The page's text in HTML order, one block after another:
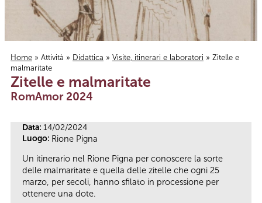
Tu sei qui
Home » Attività » Didattica » Visite, itinerari e laboratori » Zitelle e
malmaritate
Zitelle e malmaritate
RomAmor 2024
Data: 14/02/2024
Luogo: Rione Pigna
Un itinerario nel Rione Pigna per conoscere la sorte
delle malmaritate e quella delle zitelle che ogni 25
marzo, per secoli, hanno sfilato in processione per
ottenere una dote.